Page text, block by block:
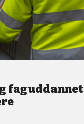
faguddannet